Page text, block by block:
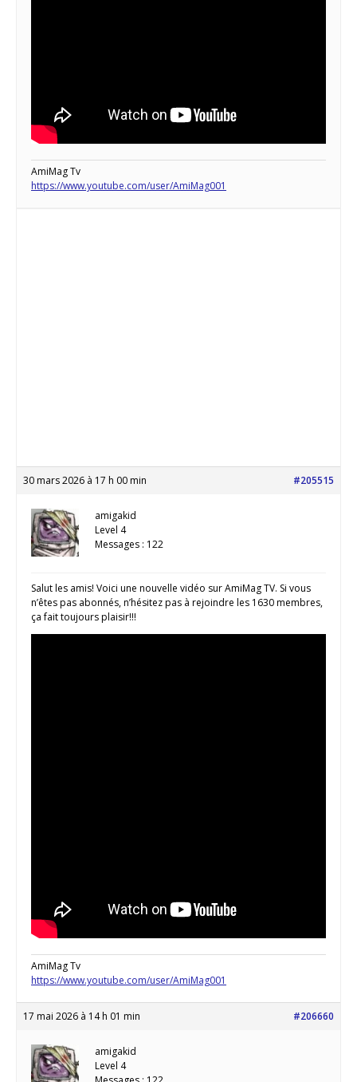
AmiMag Tv
https://www.youtube.com/user/AmiMag001
30 mars 2026 à 17 h 00 min #205515
amigakid
Level 4
Messages : 122
Salut les amis! Voici une nouvelle vidéo sur AmiMag TV. Si vous
n’êtes pas abonnés, n’hésitez pas à rejoindre les 1630 membres,
ça fait toujours plaisir!!!
AmiMag Tv
https://www.youtube.com/user/AmiMag001
17 mai 2026 à 14 h 01 min #206660
amigakid
Level 4